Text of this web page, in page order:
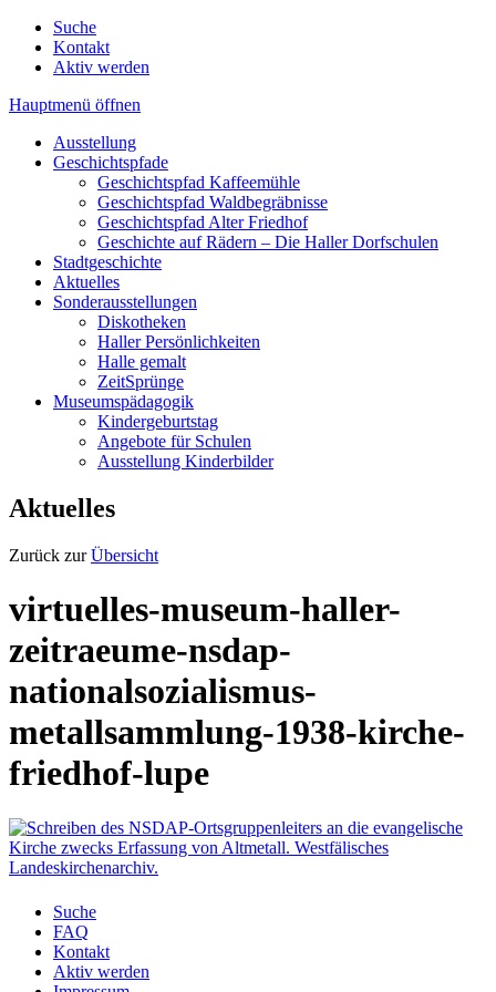
Suche
Kontakt
Aktiv werden
Hauptmenü öffnen
Ausstellung
Geschichtspfade
Geschichtspfad Kaffeemühle
Geschichtspfad Waldbegräbnisse
Geschichtspfad Alter Friedhof
Geschichte auf Rädern – Die Haller Dorfschulen
Stadtgeschichte
Aktuelles
Sonderausstellungen
Diskotheken
Haller Persönlichkeiten
Halle gemalt
ZeitSprünge
Museumspädagogik
Kindergeburtstag
Angebote für Schulen
Ausstellung Kinderbilder
Aktuelles
Zurück zurÜbersicht
virtuelles-museum-haller-
zeitraeume-nsdap-
nationalsozialismus-
metallsammlung-1938-kirche-
friedhof-lupe
Suche
FAQ
Kontakt
Aktiv werden